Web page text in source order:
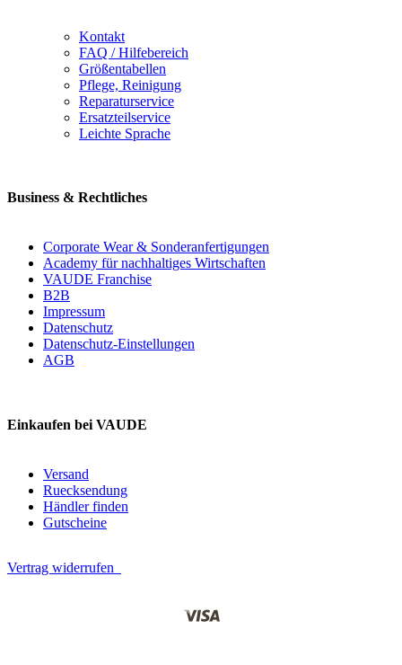
Kontakt
FAQ / Hilfebereich
Größentabellen
Pflege, Reinigung
Reparaturservice
Ersatzteilservice
Leichte Sprache
Business & Rechtliches
Corporate Wear & Sonderanfertigungen
Academy für nachhaltiges Wirtschaften
VAUDE Franchise
B2B
Impressum
Datenschutz
Datenschutz-Einstellungen
AGB
Einkaufen bei VAUDE
Versand
Ruecksendung
Händler finden
Gutscheine
Vertrag widerrufen